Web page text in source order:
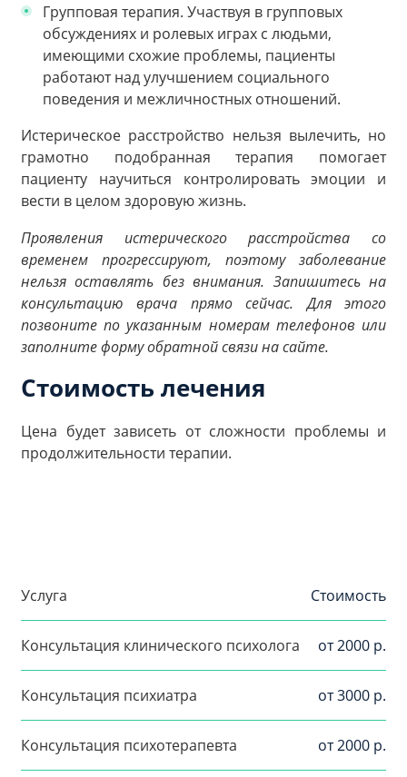
Групповая терапия. Участвуя в групповых
обсуждениях и ролевых играх с людьми,
имеющими схожие проблемы, пациенты
работают над улучшением социального
поведения и межличностных отношений.
Истерическое расстройство нельзя вылечить, но
грамотно подобранная терапия помогает
пациенту научиться контролировать эмоции и
вести в целом здоровую жизнь.
Проявления истерического расстройства со
временем прогрессируют, поэтому заболевание
нельзя оставлять без внимания. Запишитесь на
консультацию врача прямо сейчас. Для этого
позвоните по указанным номерам телефонов или
заполните форму обратной связи на сайте.
Стоимость лечения
Цена будет зависеть от сложности проблемы и
продолжительности терапии.
Услуга Стоимость
Консультация клинического психолога от 2000 р.
Консультация психиатра от 3000 р.
Консультация психотерапевта от 2000 р.